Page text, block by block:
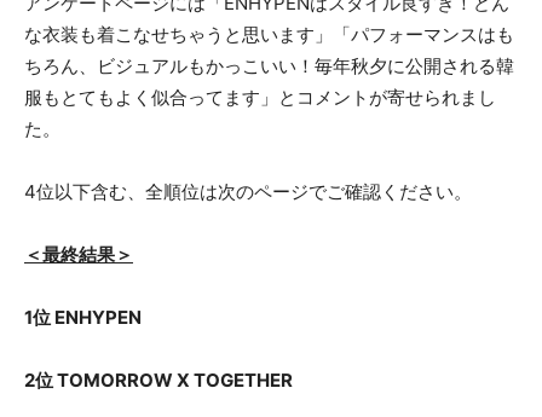
な衣装も着こなせちゃうと思います」「パフォーマンスはも
ちろん、ビジュアルもかっこいい！毎年秋夕に公開される韓
服もとてもよく似合ってます」とコメントが寄せられまし
た。
4位以下含む、全順位は次のページでご確認ください。
＜最終結果＞
1位 ENHYPEN
2位 TOMORROW X TOGETHER